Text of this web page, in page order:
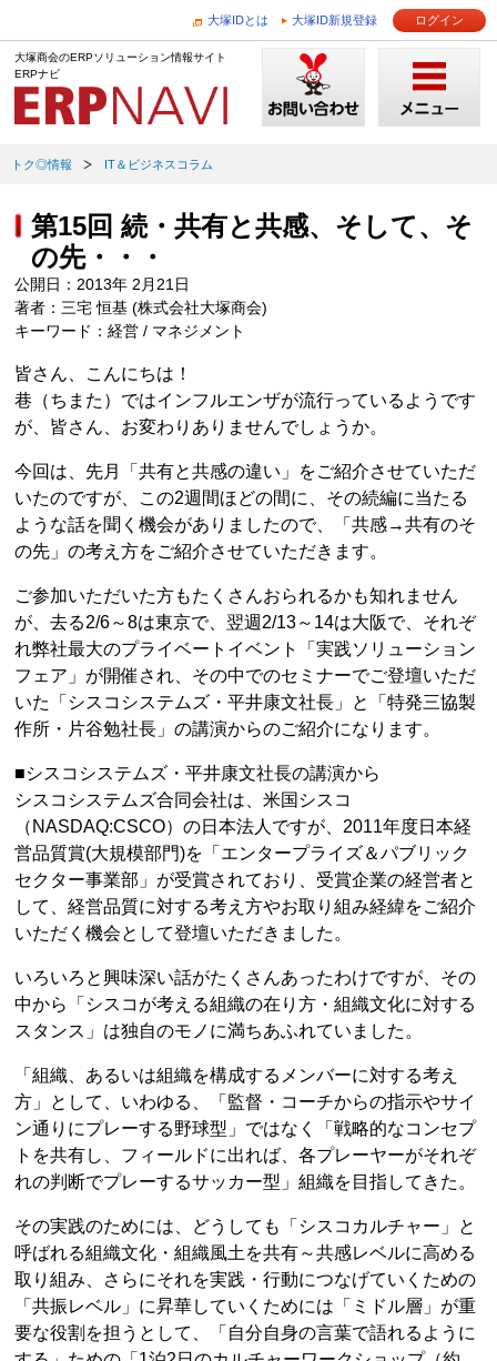
大塚IDとは 大塚ID新規登録 ログイン
大塚商会のERPソリューション情報サイト
ERPナビ
トク◎情報 IT＆ビジネスコラム
第15回 続・共有と共感、そして、そ
の先・・・
公開日：2013年 2月21日
著者：三宅 恒基 (株式会社大塚商会)
キーワード：経営 / マネジメント
皆さん、こんにちは！
巷（ちまた）ではインフルエンザが流行っているようです
が、皆さん、お変わりありませんでしょうか。
今回は、先月「共有と共感の違い」をご紹介させていただ
いたのですが、この2週間ほどの間に、その続編に当たる
ような話を聞く機会がありましたので、「共感→共有のそ
の先」の考え方をご紹介させていただきます。
ご参加いただいた方もたくさんおられるかも知れません
が、去る2/6～8は東京で、翌週2/13～14は大阪で、それぞ
れ弊社最大のプライベートイベント「実践ソリューション
フェア」が開催され、その中でのセミナーでご登壇いただ
いた「シスコシステムズ・平井康文社長」と「特発三協製
作所・片谷勉社長」の講演からのご紹介になります。
■シスコシステムズ・平井康文社長の講演から
シスコシステムズ合同会社は、米国シスコ
（NASDAQ:CSCO）の日本法人ですが、2011年度日本経
営品質賞(大規模部門)を「エンタープライズ＆パブリック
セクター事業部」が受賞されており、受賞企業の経営者と
して、経営品質に対する考え方やお取り組み経緯をご紹介
いただく機会として登壇いただきました。
いろいろと興味深い話がたくさんあったわけですが、その
中から「シスコが考える組織の在り方・組織文化に対する
スタンス」は独自のモノに満ちあふれていました。
「組織、あるいは組織を構成するメンバーに対する考え
方」として、いわゆる、「監督・コーチからの指示やサイ
ン通りにプレーする野球型」ではなく「戦略的なコンセプ
トを共有し、フィールドに出れば、各プレーヤーがそれぞ
れの判断でプレーするサッカー型」組織を目指してきた。
その実践のためには、どうしても「シスコカルチャー」と
呼ばれる組織文化・組織風土を共有～共感レベルに高める
取り組み、さらにそれを実践・行動につなげていくための
「共振レベル」に昇華していくためには「ミドル層」が重
要な役割を担うとして、「自分自身の言葉で語れるように